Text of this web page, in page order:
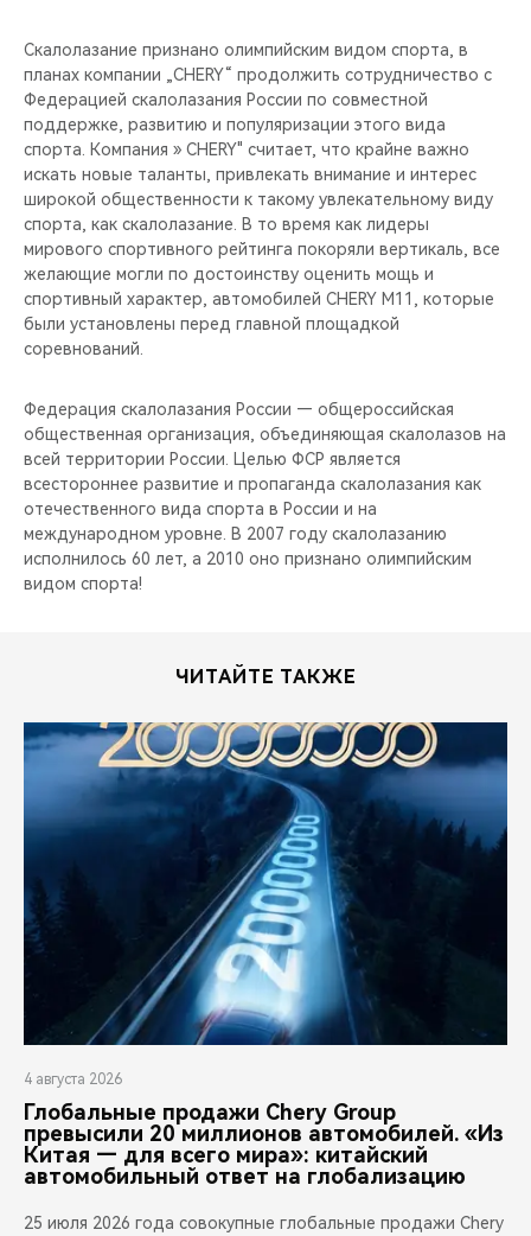
Скалолазание признано олимпийским видом спорта, в
планах компании „CHERY“ продолжить сотрудничество с
Федерацией скалолазания России по совместной
поддержке, развитию и популяризации этого вида
спорта. Компания » CHERY" считает, что крайне важно
искать новые таланты, привлекать внимание и интерес
широкой общественности к такому увлекательному виду
спорта, как скалолазание. В то время как лидеры
мирового спортивного рейтинга покоряли вертикаль, все
желающие могли по достоинству оценить мощь и
спортивный характер, автомобилей CHERY М11, которые
были установлены перед главной площадкой
соревнований.
Федерация скалолазания России — общероссийская
общественная организация, объединяющая скалолазов на
всей территории России. Целью ФСР является
всестороннее развитие и пропаганда скалолазания как
отечественного вида спорта в России и на
международном уровне. В 2007 году скалолазанию
исполнилось 60 лет, а 2010 оно признано олимпийским
видом спорта!
ЧИТАЙТЕ ТАКЖЕ
4 августа 2026
Глобальные продажи Chery Group
превысили 20 миллионов автомобилей. «Из
Китая — для всего мира»: китайский
автомобильный ответ на глобализацию
25 июля 2026 года совокупные глобальные продажи Chery